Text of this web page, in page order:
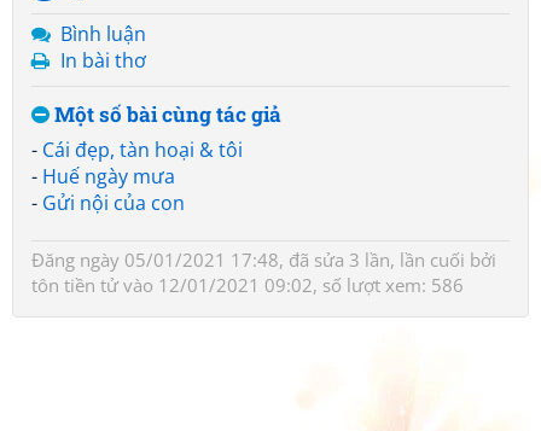
Bình luận
In bài thơ
Một số bài cùng tác giả
- Cái đẹp, tàn hoại & tôi
- Huế ngày mưa
- Gửi nội của con
Đăng ngày 05/01/2021 17:48, đã sửa 3 lần, lần cuối bởi
tôn tiền tửvào 12/01/2021 09:02, số lượt xem: 586